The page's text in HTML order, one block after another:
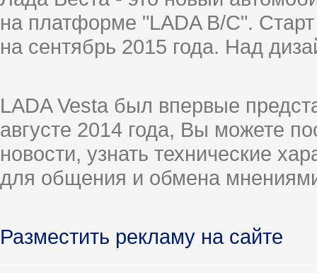
на платформе "LADA B/C".
на сентябрь 2015 года. Над
LADA Vesta был впервые
августе 2014 года, Вы можете
новости, узнать технические
для общения и обмена
Разместить рекламу на сайте